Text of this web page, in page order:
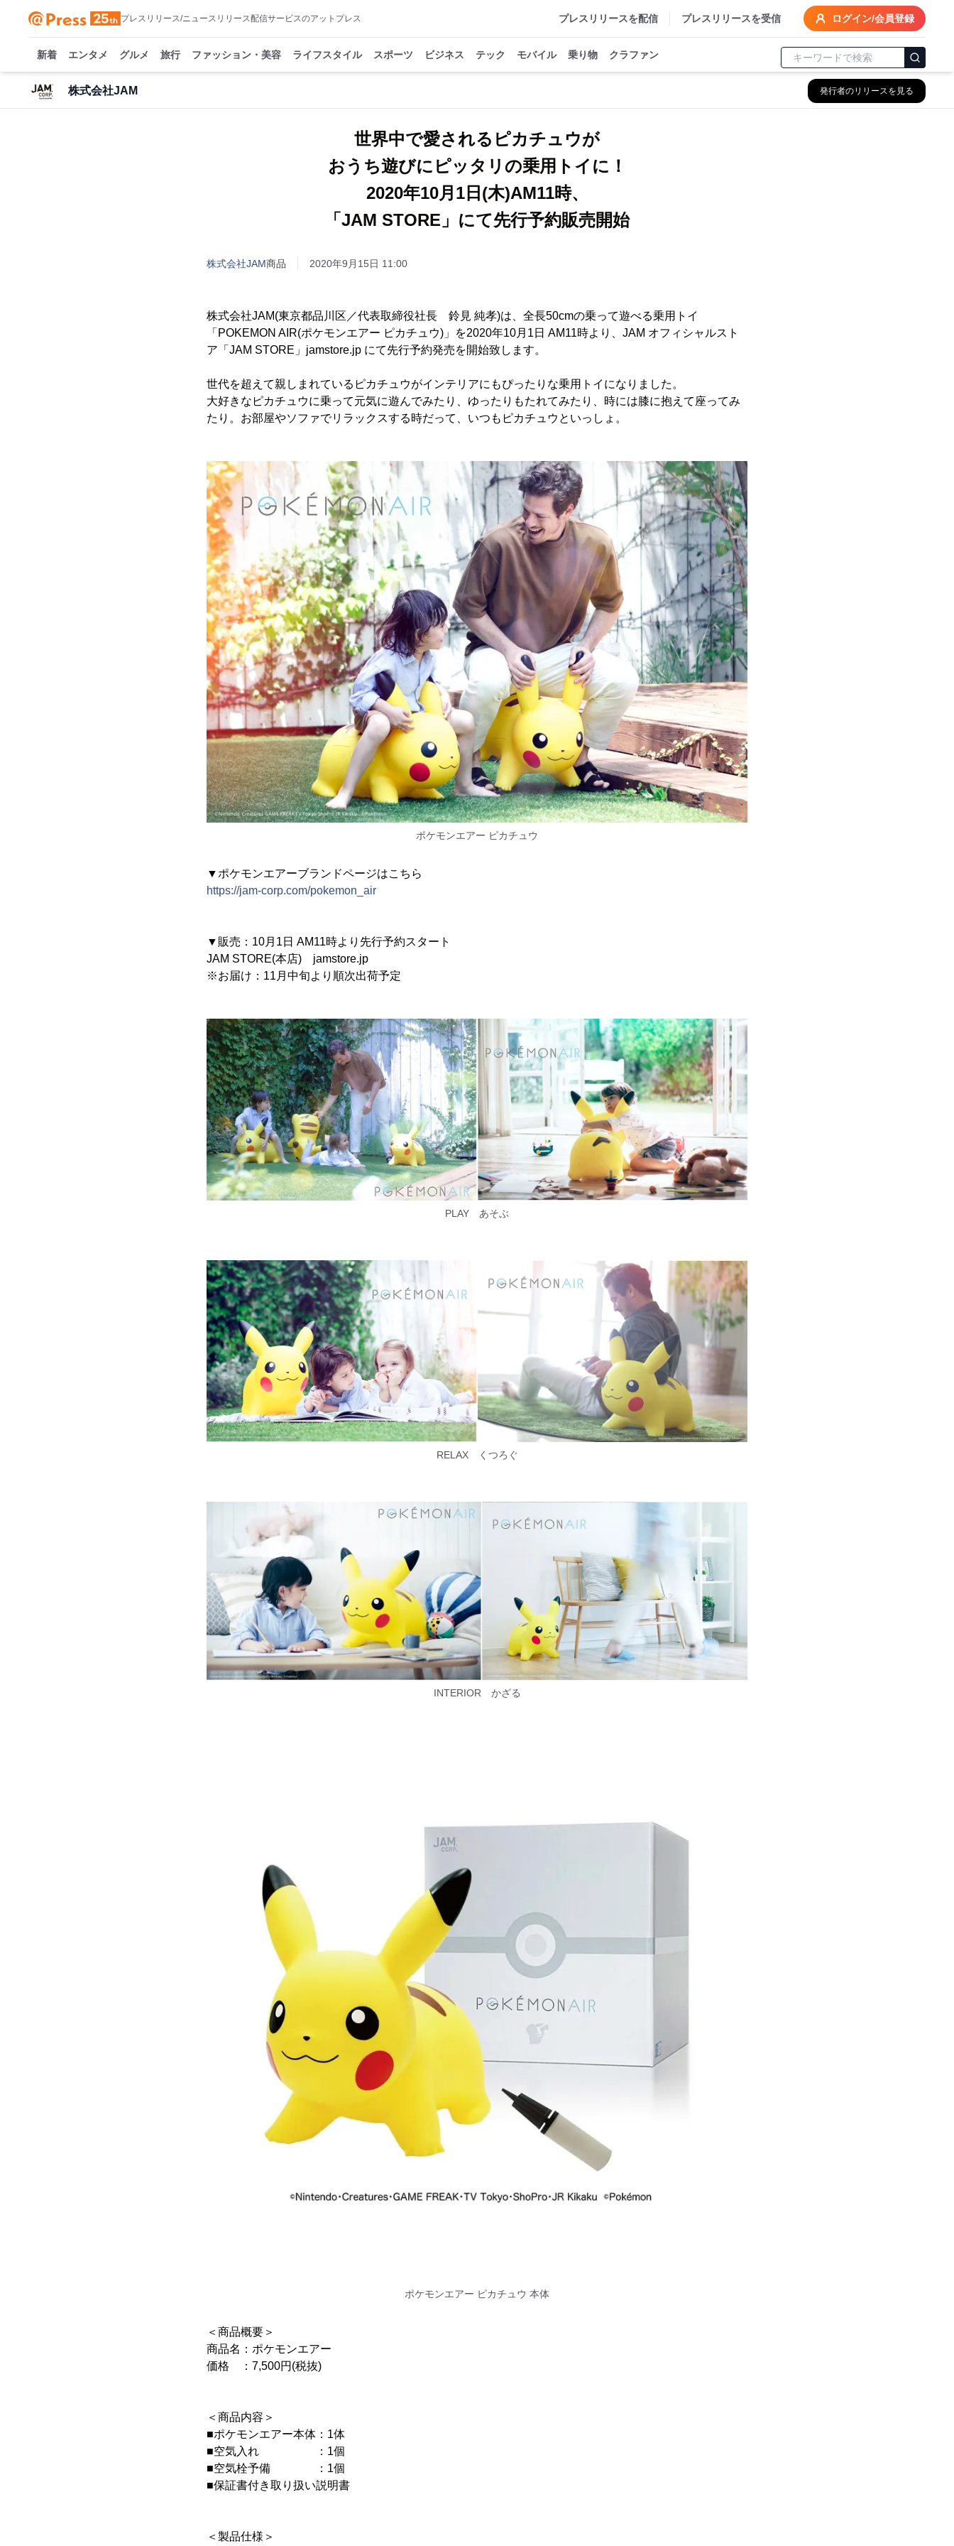
プレスリリース/ニュースリリース配信サービスのアットプレス プレスリリースを配信 プレスリリースを受信 ログイン/会員登録
新着 エンタメ グルメ 旅行 ファッション・美容 ライフスタイル スポーツ ビジネス テック モバイル 乗り物 クラファン
株式会社JAM 発行者のリリースを見る
世界中で愛されるピカチュウが
おうち遊びにピッタリの乗用トイに！
2020年10月1日(木)AM11時、
「JAM STORE」にて先行予約販売開始
株式会社JAM商品 2020年9月15日 11:00
株式会社JAM(東京都品川区／代表取締役社長 鈴見 純孝)は、全長50cmの乗って遊べる乗用トイ
「POKEMON AIR(ポケモンエアー ピカチュウ)」を2020年10月1日 AM11時より、JAM オフィシャルスト
ア「JAM STORE」jamstore.jp にて先行予約発売を開始致します。
世代を超えて親しまれているピカチュウがインテリアにもぴったりな乗用トイになりました。
大好きなピカチュウに乗って元気に遊んでみたり、ゆったりもたれてみたり、時には膝に抱えて座ってみ
たり。お部屋やソファでリラックスする時だって、いつもピカチュウといっしょ。
ポケモンエアー ピカチュウ
▼ポケモンエアーブランドページはこちら
https://jam-corp.com/pokemon_air
▼販売：10月1日 AM11時より先行予約スタート
JAM STORE(本店) jamstore.jp
※お届け：11月中旬より順次出荷予定
PLAY あそぶ
RELAX くつろぐ
INTERIOR かざる
ポケモンエアー ピカチュウ 本体
＜商品概要＞
商品名：ポケモンエアー
価格 ：7,500円(税抜)
＜商品内容＞
■ポケモンエアー本体：1体
■空気入れ ：1個
■空気栓予備 ：1個
■保証書付き取り扱い説明書
＜製品仕様＞